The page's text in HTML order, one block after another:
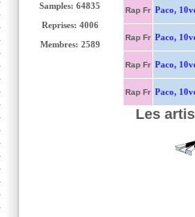
Samples: 64835
Reprises: 4006
Membres: 2589
Rap Fr Paco,
Rap Fr Paco,
Rap Fr Paco,
Rap Fr Paco,
Les